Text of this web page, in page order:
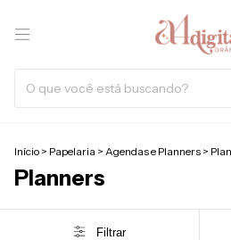
Início > Papelaria > Agendas e Planners >
Planners
Filtrar